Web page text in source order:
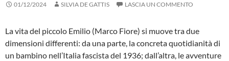
01/12/2024 SILVIA DE GATTIS LASCIA UN COMMENTO
La vita del piccolo Emilio (Marco Fiore) si muove tra due
dimensioni differenti: da una parte, la concreta quotidianità di
un bambino nell’Italia fascista del 1936; dall’altra, le avventure